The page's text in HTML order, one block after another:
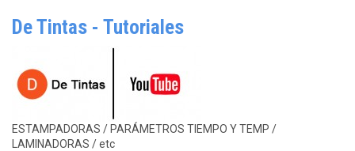
De Tintas - Tutoriales
ESTAMPADORAS / PARÁMETROS TIEMPO Y TEMP /
LAMINADORAS / etc